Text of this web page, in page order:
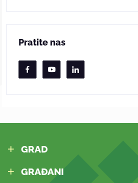
Pratite nas
GRAD
GRAĐANI